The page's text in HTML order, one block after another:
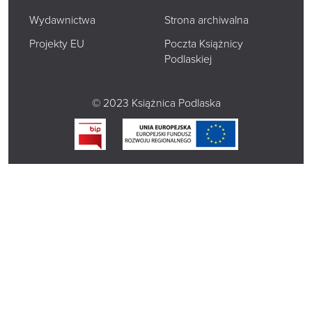
Wydawnictwa
Projekty EU
Strona archiwalna
Poczta Książnicy
Podlaskiej
© 2023 Książnica Podlaska